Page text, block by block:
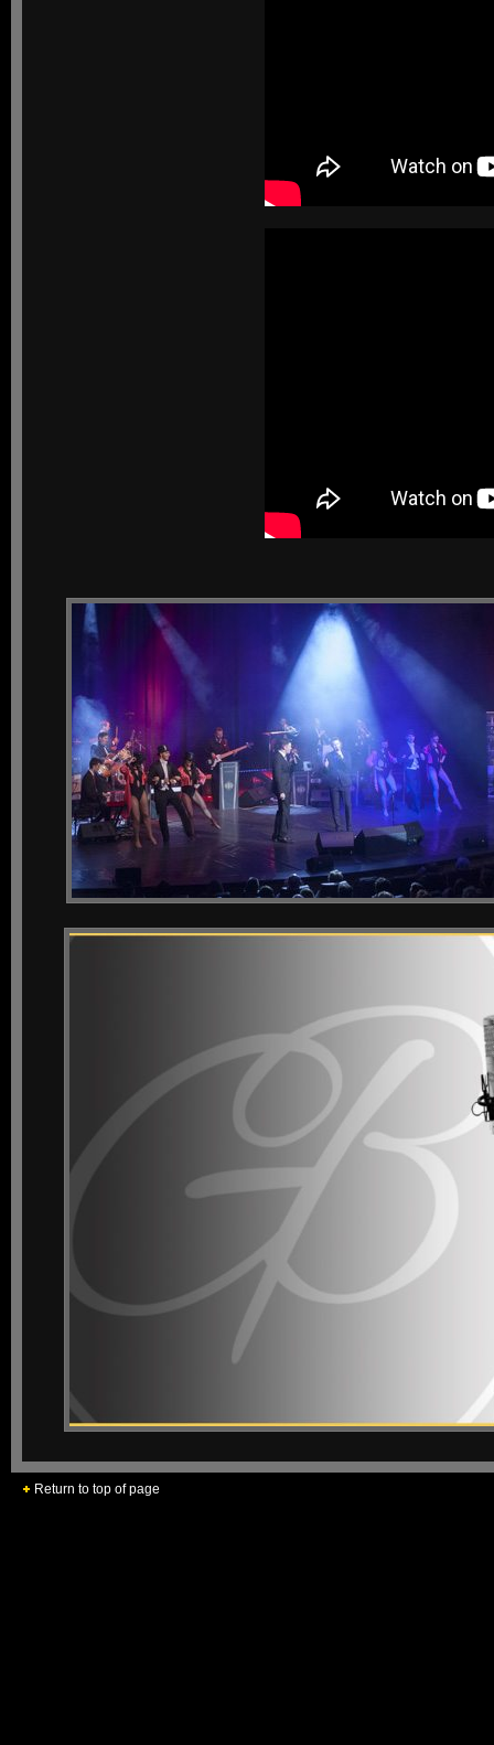
Return to top of page